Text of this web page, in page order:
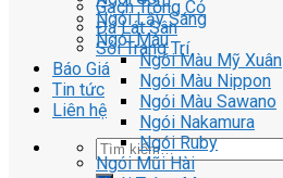
Gạch Trồng Cỏ
Đá Lát Sân
Sỏi Trang Trí
Báo Giá
Tin tức
Liên hệ
Ngói Lấy Sáng
Ngói Màu
Ngói Màu Mỹ Xuân
Ngói Màu Nippon
Ngói Màu Sawano
Ngói Nakamura
Ngói Ruby
Ngói Mũi Hài